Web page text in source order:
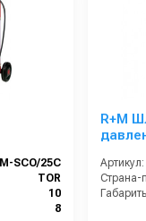
М-SCO/25C
TOR
10
8
R+M
Артикул: